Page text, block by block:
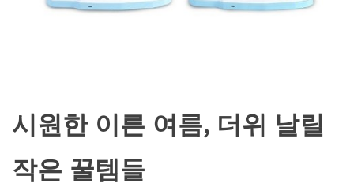
시원한 이른 여름, 더위 날릴
작은 꿀템들